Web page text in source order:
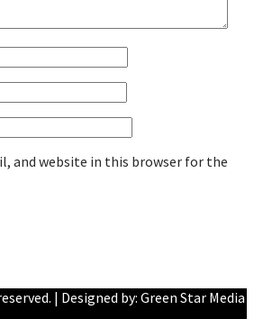
and website in this browser for the
| Designed by: Green Star Media